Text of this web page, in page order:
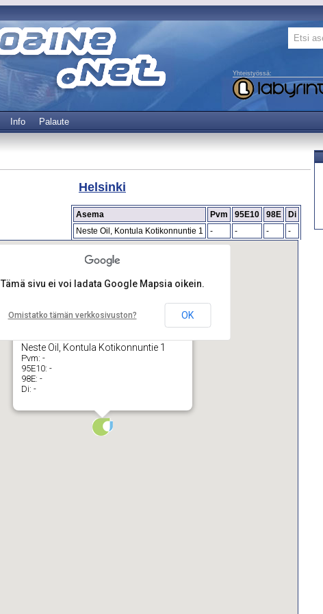
Yhteistyössä:
Info Palaute
Helsinki
Asema Pvm 95E10 98E
Di
Neste Oil, Kontula Kotikonnuntie 1
- - - -
Neste Oil, Kontula Kotikonnuntie 1
Pvm: -
95E10: -
98E: -
Di: -
Tämä sivu ei voi ladata Google Mapsia oikein.
Omistatko tämän verkkosivuston? OK